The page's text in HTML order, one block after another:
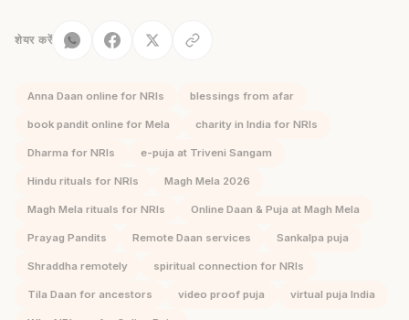
शेयर करें
Anna Daan online for NRIs blessings from afar
book pandit online for Mela charity in India for NRIs
Dharma for NRIs e-puja at Triveni Sangam
Hindu rituals for NRIs Magh Mela 2026
Magh Mela rituals for NRIs Online Daan & Puja at Magh Mela
Prayag Pandits Remote Daan services Sankalpa puja
Shraddha remotely spiritual connection for NRIs
Tila Daan for ancestors video proof puja virtual puja India